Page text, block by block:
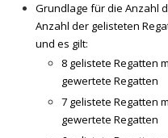
Grundlage für die Anzahl
Anzahl der gelisteten
und es gilt:
8 gelistete Regatten
gewertete Regatten
7 gelistete Regatten
gewertete Regatten